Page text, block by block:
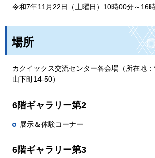
令和7年11月22日（土曜日）10時00分～16
場所
カクイックス交流センター各会場（所在地
山下町14-50）
6階ギャラリー第2
展示＆体験コーナー
6階ギャラリー第3